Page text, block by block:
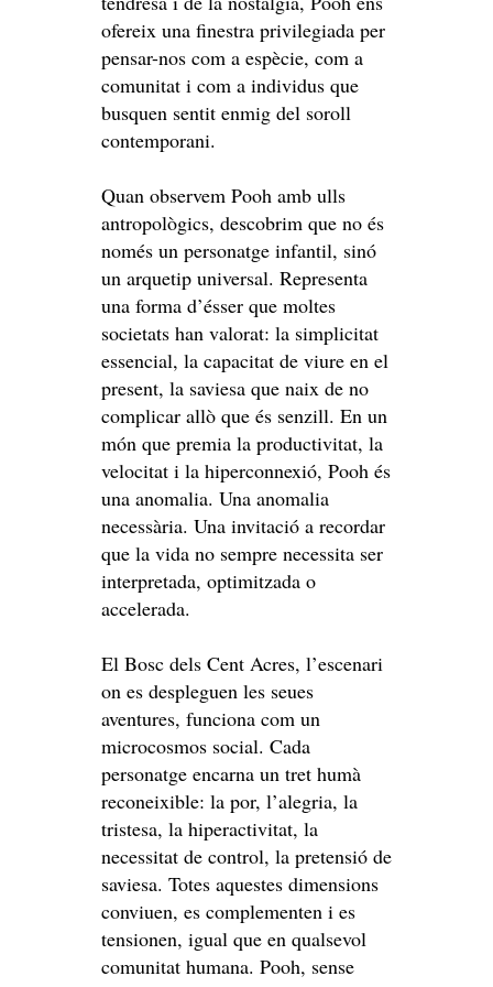
ofereix una finestra privilegiada per
pensar-nos com a espècie, com a
comunitat i com a individus que
busquen sentit enmig del soroll
contemporani.
Quan observem Pooh amb ulls
antropològics, descobrim que no és
només un personatge infantil, sinó
un arquetip universal. Representa
una forma d’ésser que moltes
societats han valorat: la simplicitat
essencial, la capacitat de viure en el
present, la saviesa que naix de no
complicar allò que és senzill. En un
món que premia la productivitat, la
velocitat i la hiperconnexió, Pooh és
una anomalia. Una anomalia
necessària. Una invitació a recordar
que la vida no sempre necessita ser
interpretada, optimitzada o
accelerada.
El Bosc dels Cent Acres, l’escenari
on es despleguen les seues
aventures, funciona com un
microcosmos social. Cada
personatge encarna un tret humà
reconeixible: la por, l’alegria, la
tristesa, la hiperactivitat, la
necessitat de control, la pretensió de
saviesa. Totes aquestes dimensions
conviuen, es complementen i es
tensionen, igual que en qualsevol
comunitat humana. Pooh, sense